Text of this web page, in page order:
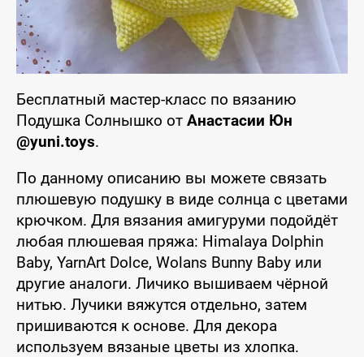
Бесплатный мастер-класс по вязанию
Подушка Солнышко от Анастасии Юн
@yuni.toys.
По данному описанию вы можете связать
плюшевую подушку в виде солнца с цветами
крючком. Для вязания амигуруми подойдёт
любая плюшевая пряжа: Himalaya Dolphin
Baby, YarnArt Dolce, Wolans Bunny Baby или
другие аналоги. Личико вышиваем чёрной
нитью. Лучики вяжутся отдельно, затем
пришиваются к основе. Для декора
используем вязаные цветы из хлопка.